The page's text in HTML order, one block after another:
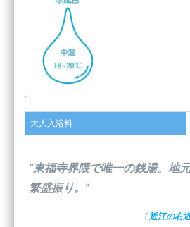
大人入浴料
”東福寺界隈で唯一の銭湯。地
繁盛振り。”
( 近江の右